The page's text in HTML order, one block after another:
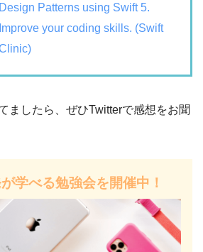
Design Patterns using Swift 5.
Improve your coding skills. (Swift
ましたら、ぜひTwitterで感想をお聞
学べる勉強会を開催中！